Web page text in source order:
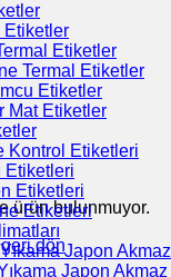
ürün bulunmuyor.
dön
Etiketler
Etiketler
Termal Etiketler
Etiketler
Mat Etiketler
Kontrol Etiketleri
Etiketleri
Etiketleri
Etiketleri
Japon Akmaz
Japon Akmaz